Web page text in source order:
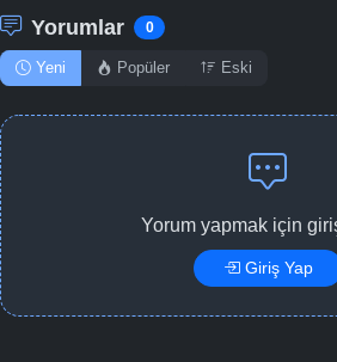
Yorumlar 0
Yeni Popüler Eski
Yorum yapmak için
Giriş Yap